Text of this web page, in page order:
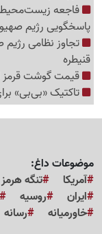
فاجعه
پاسخگویی رژیم
تجاوز نظامی
قنیطره
قیمت گوشت قرمز امروز 19 مرداد
تاکتیک «بی‌بی»
موضوعات داغ:
آمریکا
تنگه هرمز
ایران
روسیه
خاورمیانه
رسانه